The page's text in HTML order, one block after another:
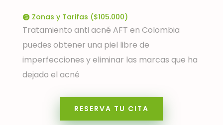
 Zonas y Tarifas ($105.000)
Tratamiento anti acné AFT en Colombia
puedes obtener una piel libre de
imperfecciones y eliminar las marcas que ha
dejado el acné
RESERVA TU CITA